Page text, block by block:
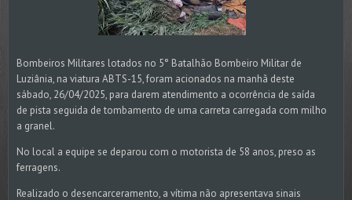
Bombeiros Militares lotados no 5° Batalhão Bombeiro Militar de
Luziânia, na viatura ABTS-15, foram acionados na manhã deste
sábado, 26/04/2025, para darem atendimento a ocorrência de saída
de pista seguida de tombamento de uma carreta carregada com milho
a granel.
No local a equipe se deparou com o motorista de 58 anos, preso as
ferragens.
Realizado o desencarceramento, a vítima não apresentava sinais